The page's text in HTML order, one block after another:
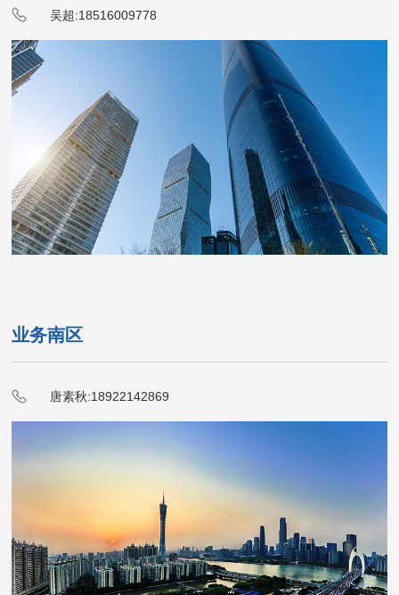
吴超:18516009778
业务南区
唐素秋:18922142869